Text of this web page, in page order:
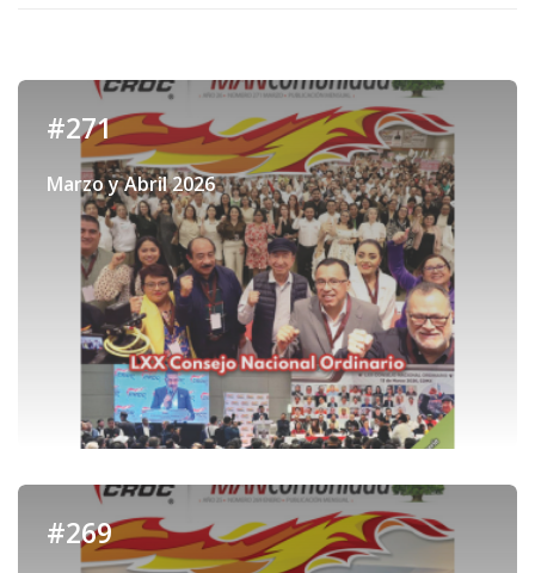
#271
Marzo y Abril 2026
#269